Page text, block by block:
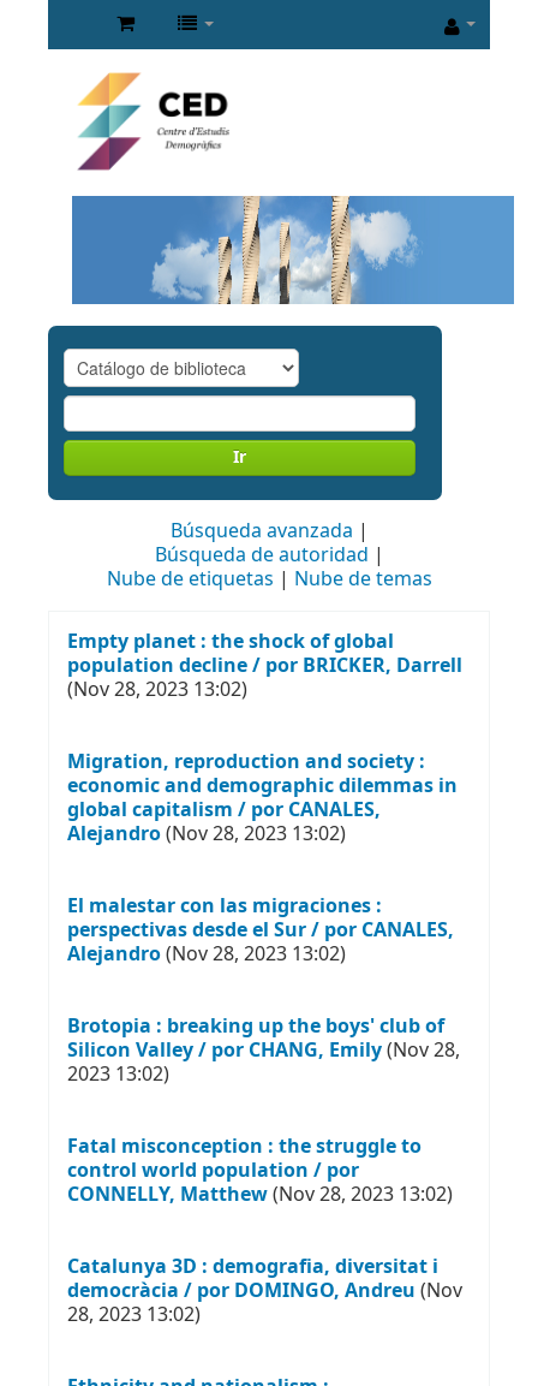
Ir
Búsqueda avanzada
Búsqueda de autoridad
Nube de etiquetas
Nube de temas
Empty planet : the shock of global
population decline / por BRICKER, Darrell
(Nov 28, 2023 13:02)
Migration, reproduction and society :
economic and demographic dilemmas in
global capitalism / por CANALES,
Alejandro(Nov 28, 2023 13:02)
El malestar con las migraciones :
perspectivas desde el Sur / por CANALES,
Alejandro(Nov 28, 2023 13:02)
Brotopia : breaking up the boys' club of
Silicon Valley / por CHANG, Emily(Nov 28,
2023 13:02)
Fatal misconception : the struggle to
control world population / por
CONNELLY, Matthew(Nov 28, 2023 13:02)
Catalunya 3D : demografia, diversitat i
democràcia / por DOMINGO, Andreu (Nov
28, 2023 13:02)